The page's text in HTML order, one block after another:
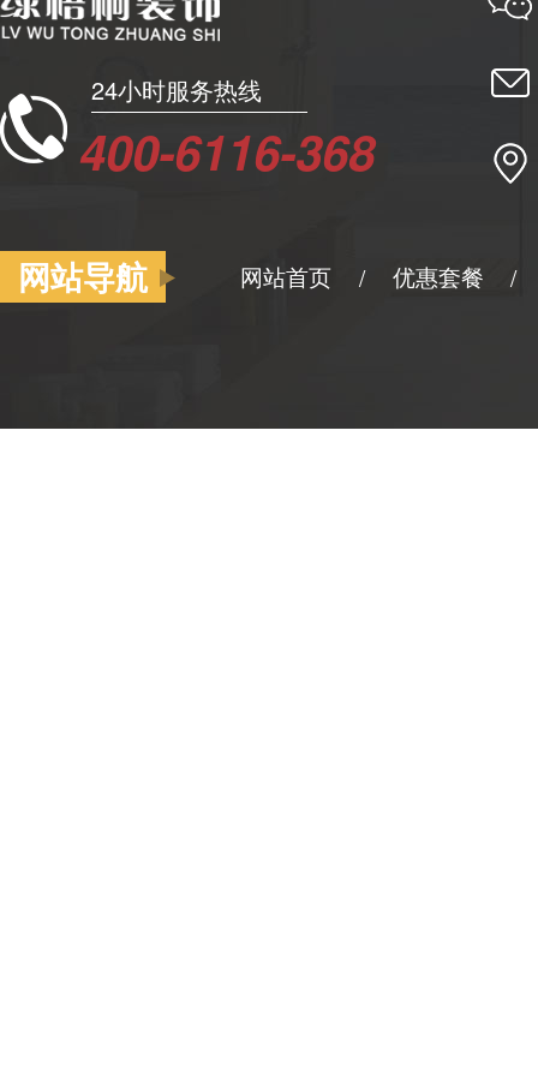
24小时服务热线
400-6116-368
网站导航 网站首页 / 优惠套餐 /